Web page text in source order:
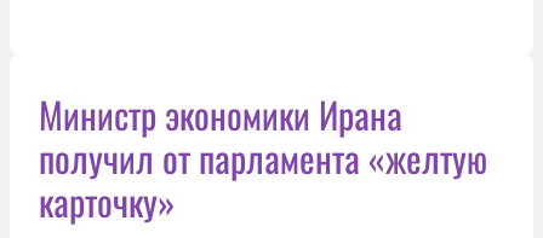
Министр экономики Ирана
получил от парламента «желтую
карточку»